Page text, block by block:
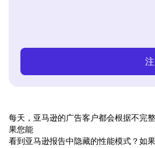
每天，亚马逊的广告客户都会根据不完
果您能
看到亚马逊报告中隐藏的性能模式？如